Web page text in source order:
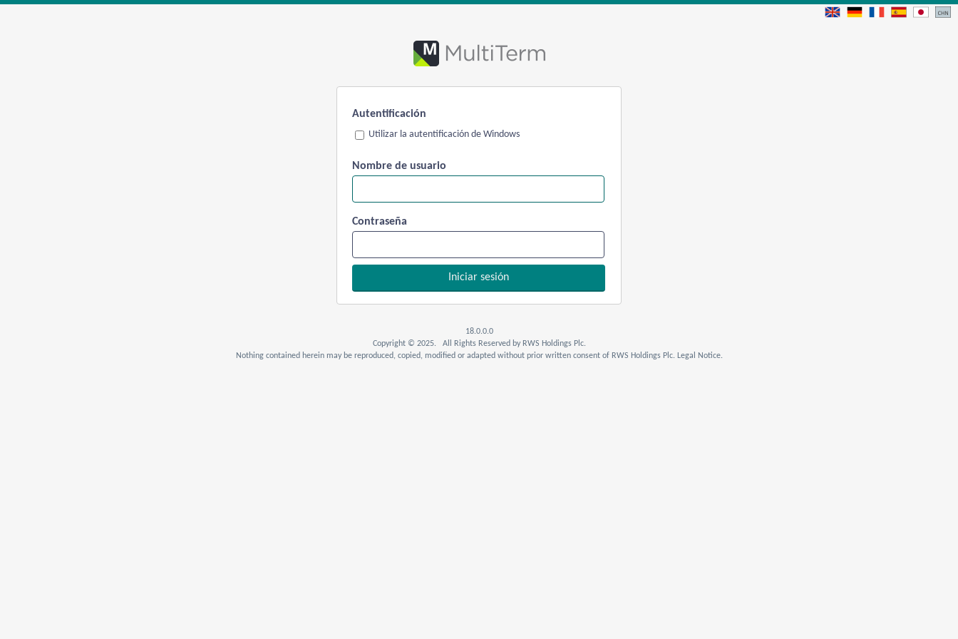
Autentificación
Utilizar la autentificación de Windows
Nombre de usuario
Contraseña
18.0.0.0
Copyright © 2025. All Rights Reserved by RWS Holdings Plc.
Nothing contained herein may be reproduced, copied, modified or adapted without prior written consent of RWS Holdings Plc. Legal Notice.